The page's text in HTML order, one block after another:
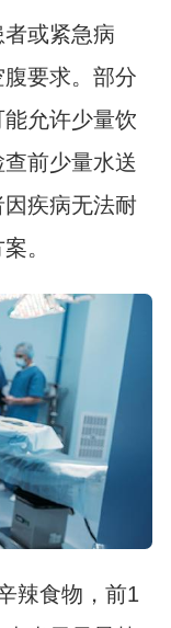
或紧急病
要求。部分
允许少量饮
前少量水送
疾病无法耐
。
辣食物，前1